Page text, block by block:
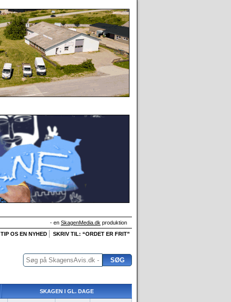
- en SkagenMedia.dk produktion
TIP OS EN NYHED SKRIV TIL: “ORDET ER FRIT”
SKAGEN I GL. DAGE